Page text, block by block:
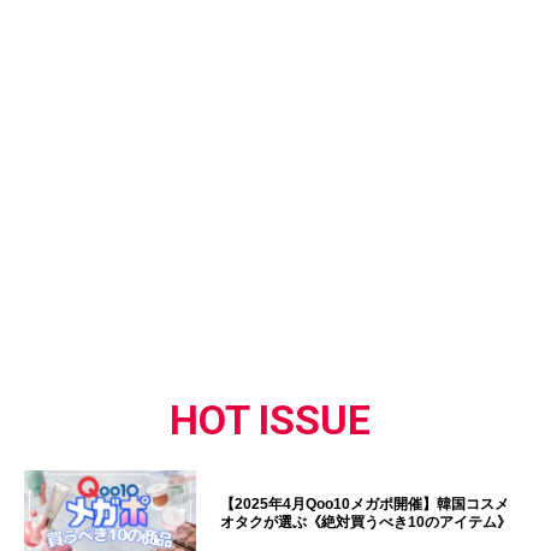
HOT ISSUE
【2025年4月Qoo10メガポ開催】韓国コスメ
オタクが選ぶ《絶対買うべき10のアイテム》